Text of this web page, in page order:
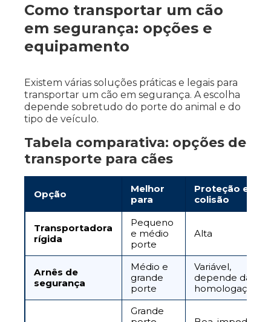
Como transportar um cão
em segurança: opções e
equipamento
Existem várias soluções práticas e legais para
transportar um cão em segurança. A escolha
depende sobretudo do porte do animal e do
tipo de veículo.
Tabela comparativa: opções de
transporte para cães
Opção
Melhor
para
Proteção em
colisão
Transportadora
rígida
Pequeno
e médio
porte
Alta
Arnês de
segurança
Médio e
grande
porte
Variável,
depende da
homologação
Grande